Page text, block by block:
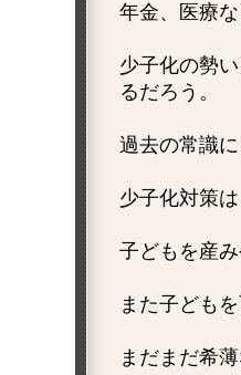
年金、医療
少子化の勢
るだろう。
過去の常識
少子化対策
子どもを産
また子ども
まだまだ希